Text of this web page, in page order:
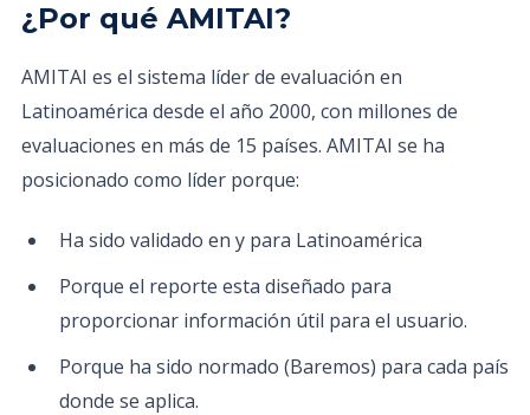
¿Por qué AMITAI?
AMITAI es el sistema líder de evaluación en
Latinoamérica desde el año 2000, con millones de
evaluaciones en más de 15 países. AMITAI se ha
posicionado como líder porque:
Ha sido validado en y para Latinoamérica
Porque el reporte esta diseñado para
proporcionar información útil para el usuario.
Porque ha sido normado (Baremos) para cada país
donde se aplica.